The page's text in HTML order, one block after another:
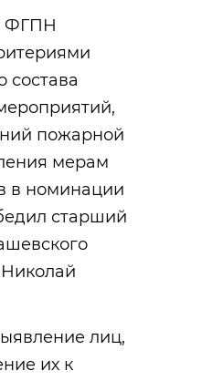
ФГПН
состава
пожарной
мерам
в номинации
старший
лиц,
их к